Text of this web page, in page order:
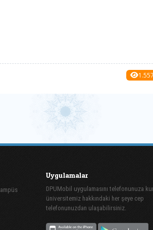
1.557
Uygulamalar
DPUMobil uygulamasını telefonunuza
üniversitemiz hakkındaki her şeye cep
telefonunuzdan ulaşabilirsiniz.